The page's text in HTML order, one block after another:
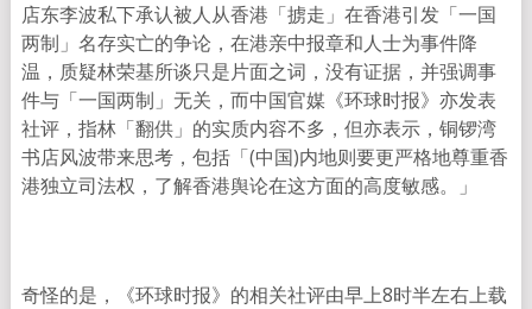
店东李波私下承认被人从香港「掳走」在香港引发「一国
两制」名存实亡的争论，在港亲中报章和人士为事件降
温，质疑林荣基所谈只是片面之词，没有证据，并强调事
件与「一国两制」无关，而中国官媒《环球时报》亦发表
社评，指林「翻供」的实质内容不多，但亦表示，铜锣湾
书店风波带来思考，包括「(中国)内地则要更严格地尊重香
港独立司法权，了解香港舆论在这方面的高度敏感。」
奇怪的是，《环球时报》的相关社评由早上8时半左右上载